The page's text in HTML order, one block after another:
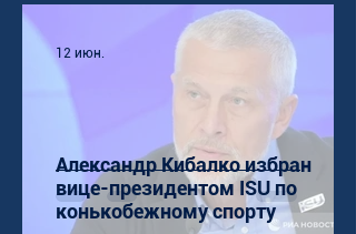
Александр Кибалко избран
вице-президентом ISU по
конькобежному спорту
12 июн.